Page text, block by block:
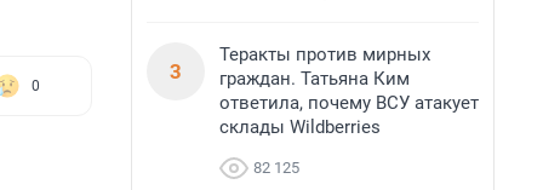
0
3
Теракты против мирных
граждан. Татьяна Ким
ответила, почему ВСУ атакует
склады Wildberries
82 125